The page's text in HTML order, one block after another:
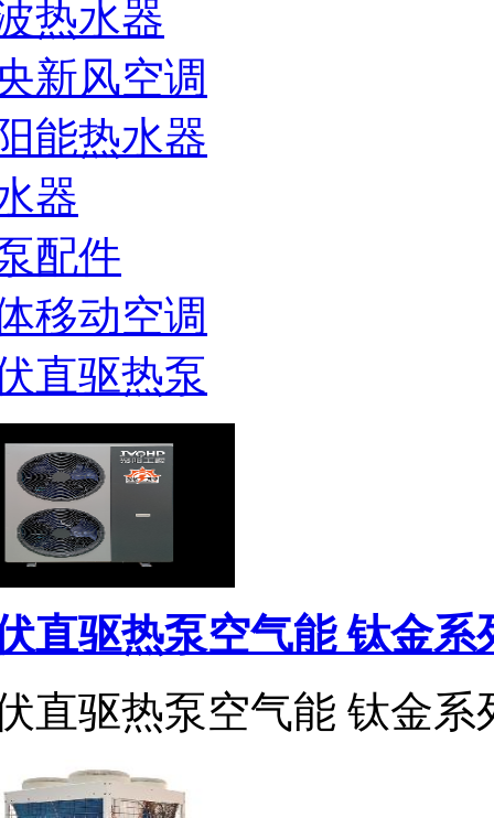
热水器
新风空调
能热水器
器
配件
移动空调
直驱热泵
直驱热泵空气能 钛金系
直驱热泵空气能 钛金